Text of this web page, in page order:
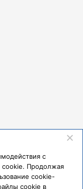
образовательное
Клиники СамГМУ
с
cookie. Продолжая
cookie-
cookie в